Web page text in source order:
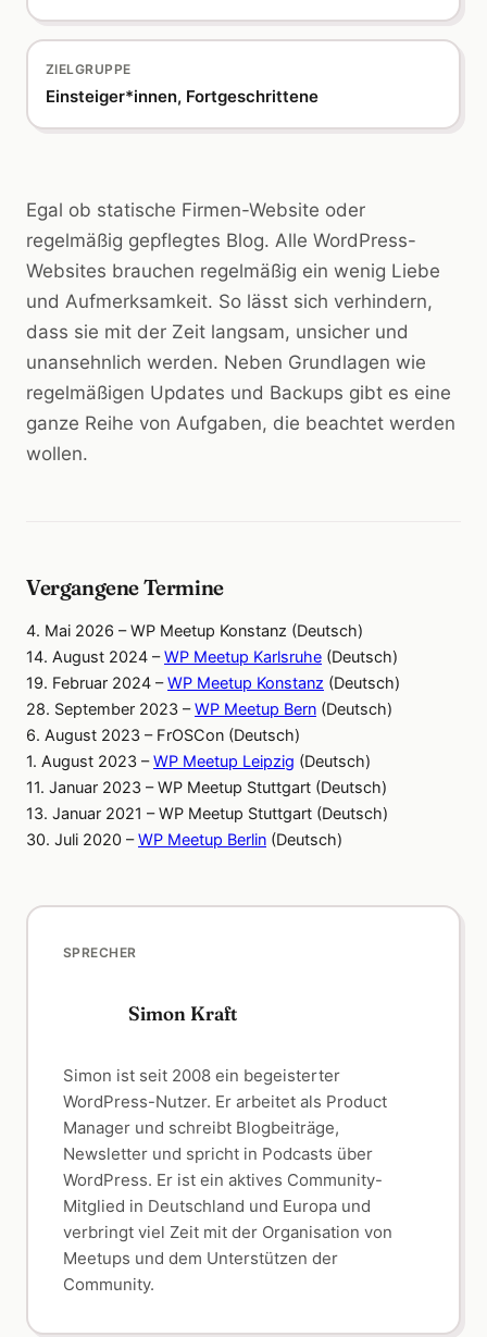
ZIELGRUPPE
Einsteiger*innen, Fortgeschrittene
Egal ob statische Firmen-Website oder
regelmäßig gepflegtes Blog. Alle WordPress-
Websites brauchen regelmäßig ein wenig Liebe
und Aufmerksamkeit. So lässt sich verhindern,
dass sie mit der Zeit langsam, unsicher und
unansehnlich werden. Neben Grundlagen wie
regelmäßigen Updates und Backups gibt es eine
ganze Reihe von Aufgaben, die beachtet werden
wollen.
Vergangene Termine
4. Mai 2026 – WP Meetup Konstanz (Deutsch)
14. August 2024 –WP Meetup Karlsruhe (Deutsch)
19. Februar 2024 –WP Meetup Konstanz (Deutsch)
28. September 2023 –WP Meetup Bern (Deutsch)
6. August 2023 – FrOSCon (Deutsch)
1. August 2023 –WP Meetup Leipzig (Deutsch)
11. Januar 2023 – WP Meetup Stuttgart (Deutsch)
13. Januar 2021 – WP Meetup Stuttgart (Deutsch)
30. Juli 2020 –WP Meetup Berlin (Deutsch)
SPRECHER
Simon Kraft
Simon ist seit 2008 ein begeisterter
WordPress-Nutzer. Er arbeitet als Product
Manager und schreibt Blogbeiträge,
Newsletter und spricht in Podcasts über
WordPress. Er ist ein aktives Community-
Mitglied in Deutschland und Europa und
verbringt viel Zeit mit der Organisation von
Meetups und dem Unterstützen der
Community.